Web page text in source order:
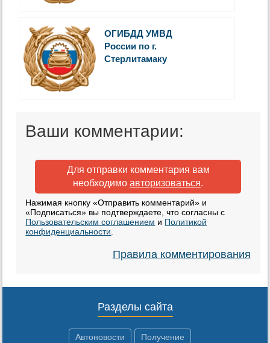
ОГИБДД УМВД
России по г.
Стерлитамаку
Ваши комментарии:
Для отправки комментария вам
необходимо авторизоваться.
Нажимая кнопку «Отправить комментарий» и
«Подписаться» вы подтверждаете, что согласны с
Пользовательским соглашением и Политикой
конфиденциальности
Правила комментирования
Разделы сайта
Автоновости Получение